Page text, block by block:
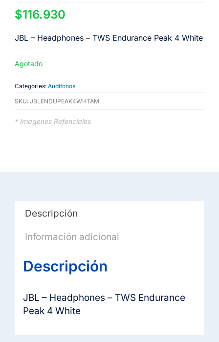
$116.930
JBL – Headphones – TWS Endurance Peak 4 White
Agotado
Categories: Audífonos
SKU: JBLENDUPEAK4WHTAM
* Imagenes Refenciales
Descripción
Información adicional
Descripción
JBL – Headphones – TWS Endurance
Peak 4 White